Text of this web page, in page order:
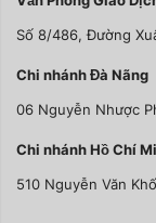
Số 8/486, Đường
Chi nhánh Đà Nãng
06 Nguyễn Nhược
Chi nhánh Hồ Chí
510 Nguyễn Văn